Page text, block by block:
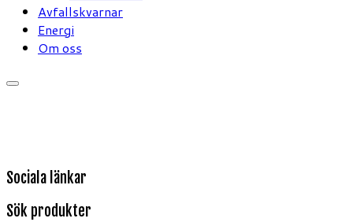
Avfallskvarnar
Energi
Om oss
Sociala länkar
Sök produkter